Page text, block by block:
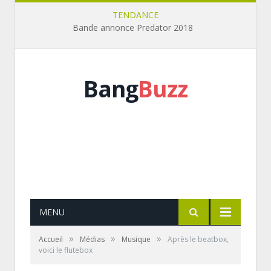
TENDANCE
Bande annonce Predator 2018
BangBuzz
MENU
Accueil » Médias » Musique »
Après le beatbox,
voici le flutebox